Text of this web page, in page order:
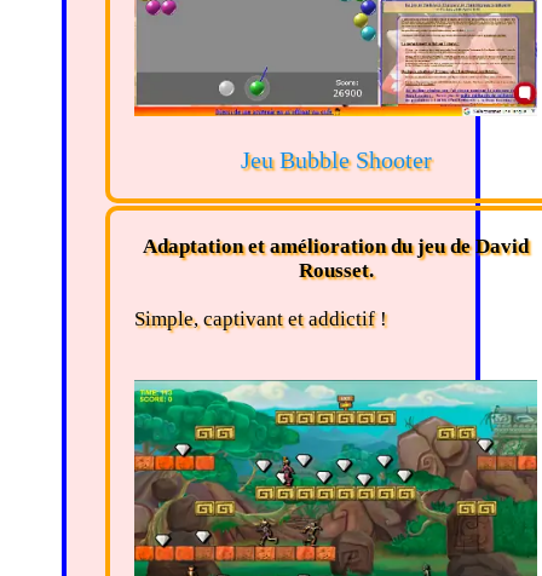
Jeu Bubble Shooter
Adaptation et amélioration du jeu de David
Rousset.
Simple, captivant et addictif !